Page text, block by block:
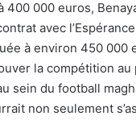
400 000 euros,
avec
à environ 450
la compétition au
sein du football
non seulement